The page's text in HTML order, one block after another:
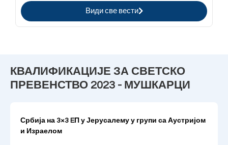
Види све вести
КВАЛИФИКАЦИЈЕ ЗА СВЕТСКО
ПРЕВЕНСТВО 2023 - МУШКАРЦИ
Србија на 3×3 EП у Јерусалему у групи са Аустријом
и Израелом